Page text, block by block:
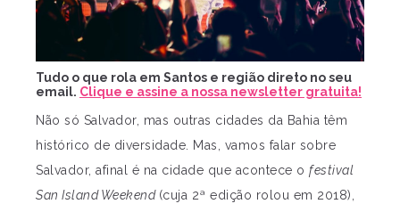
Tudo o que rola em Santos e região direto no seu
email. Clique e assine a nossa newsletter gratuita!
Não só Salvador, mas outras cidades da Bahia têm
histórico de diversidade. Mas, vamos falar sobre
Salvador, afinal é na cidade que acontece o festival
San Island Weekend (cuja 2ª edição rolou em 2018),